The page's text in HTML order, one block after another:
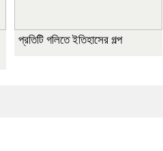
প্রতিটি গলিতে ইতিহাসের গল্প